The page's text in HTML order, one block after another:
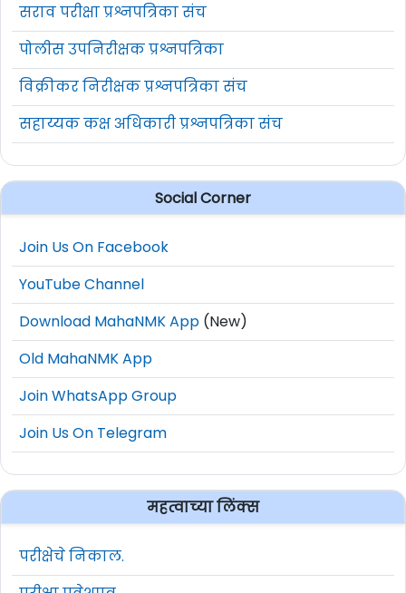
सराव परीक्षा प्रश्नपत्रिका संच
पोलीस उपनिरीक्षक प्रश्नपत्रिका
विक्रीकर निरीक्षक प्रश्नपत्रिका संच
सहाय्यक कक्ष अधिकारी प्रश्नपत्रिका संच
Social Corner
Join Us On Facebook
YouTube Channel
Download MahaNMK App (New)
Old MahaNMK App
Join WhatsApp Group
Join Us On Telegram
महत्वाच्या लिंक्स
परीक्षेचे निकाल.